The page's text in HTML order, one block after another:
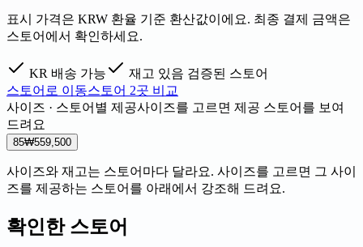
표시 가격은 KRW 환율 기준 환산값이에요. 최종 결제 금액은
스토어에서 확인하세요.
KR 배송 가능 재고 있음 검증된 스토어
스토어로 이동스토어 2곳 비교
사이즈 · 스토어별 제공사이즈를 고르면 제공 스토어를 보여
드려요
85₩559,500
사이즈와 재고는 스토어마다 달라요. 사이즈를 고르면 그 사이
즈를 제공하는 스토어를 아래에서 강조해 드려요.
확인한 스토어